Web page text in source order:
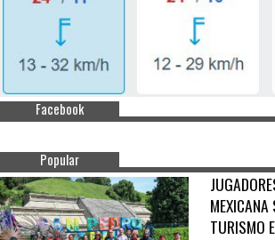
Facebook
Popular
TURISMO